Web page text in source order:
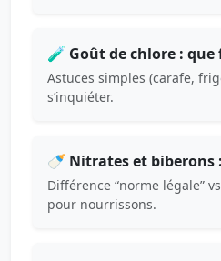
🧪 Goût de chlore : que
Astuces simples (carafe,
s’inquiéter.
🍼 Nitrates et biberons
Différence “norme légale”
pour nourrissons.